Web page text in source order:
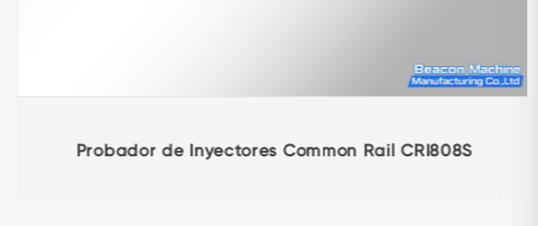
Probador de Inyectores Common Rail CRI808S